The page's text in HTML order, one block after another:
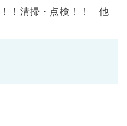
！清掃・点検！！ 他